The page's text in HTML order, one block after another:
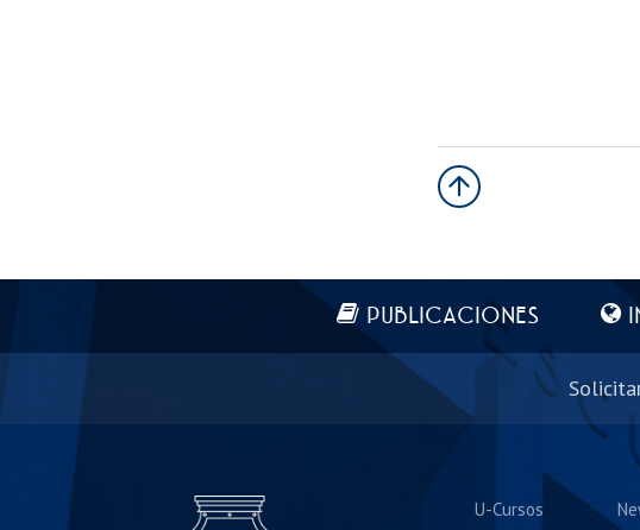
PUBLICACIONES
U-Cursos